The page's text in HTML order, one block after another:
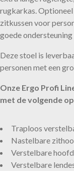
rugkarkas.
zitkussen voor
goede
Deze stoel is
personen met een
Onze Ergo Profi
met de volgende
Traploos
Nastelbare
Verstelbare
Verstelbare